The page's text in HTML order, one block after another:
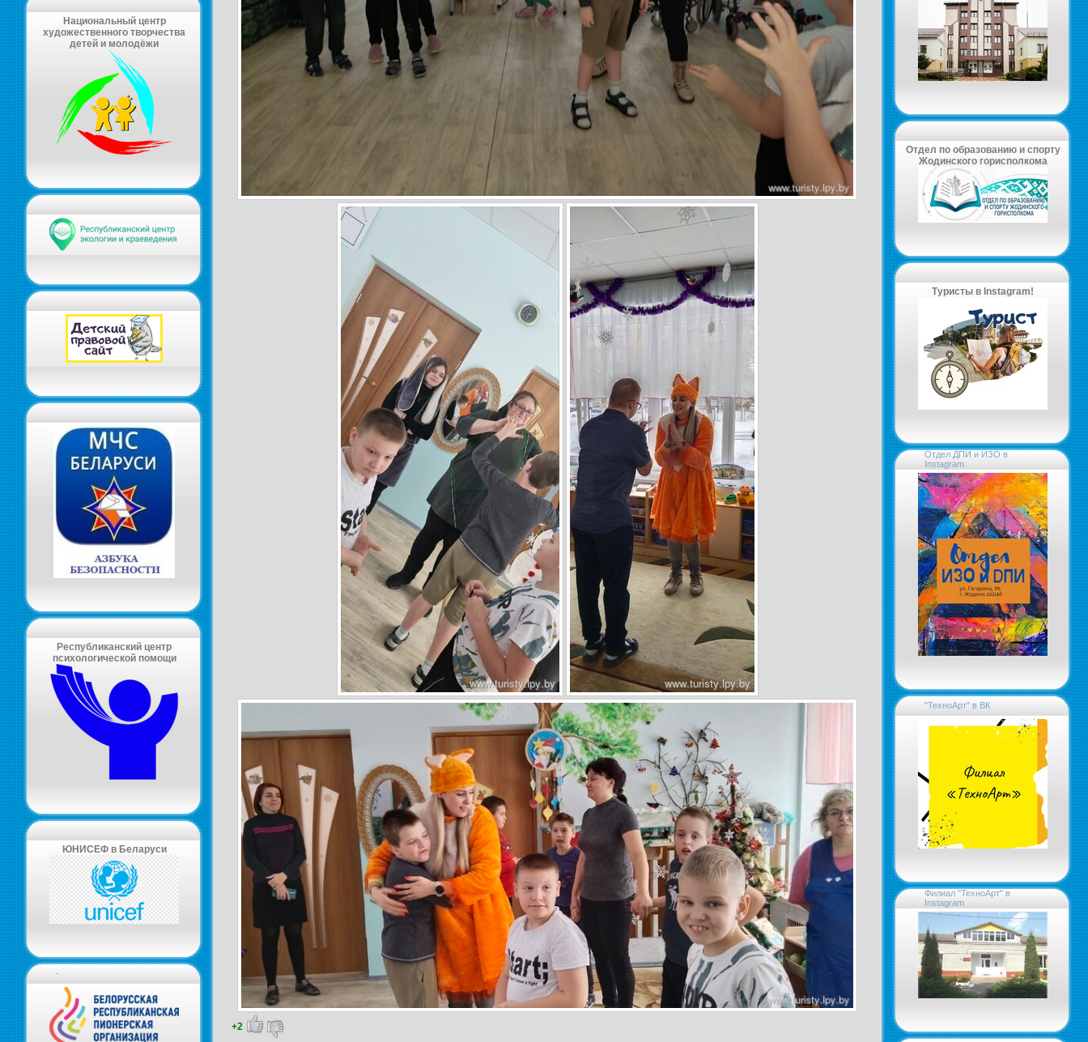
Национальный центр
художественного творчества
детей и молодёжи
Республиканский центр
психологической помощи
ЮНИСЕФ в Беларуси
-
+2
Отдел по образованию и спорту
Жодинского горисполкома
Туристы в Instagram!
Отдел ДПИ и ИЗО в
Instagram
"ТехноАрт" в ВК
Филиал "ТехноАрт" в
Instagram